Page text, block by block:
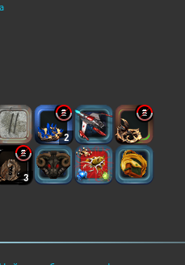
2
3